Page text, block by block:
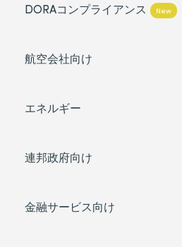
DORAコンプライアンス New
航空会社向け
エネルギー
連邦政府向け
金融サービス向け